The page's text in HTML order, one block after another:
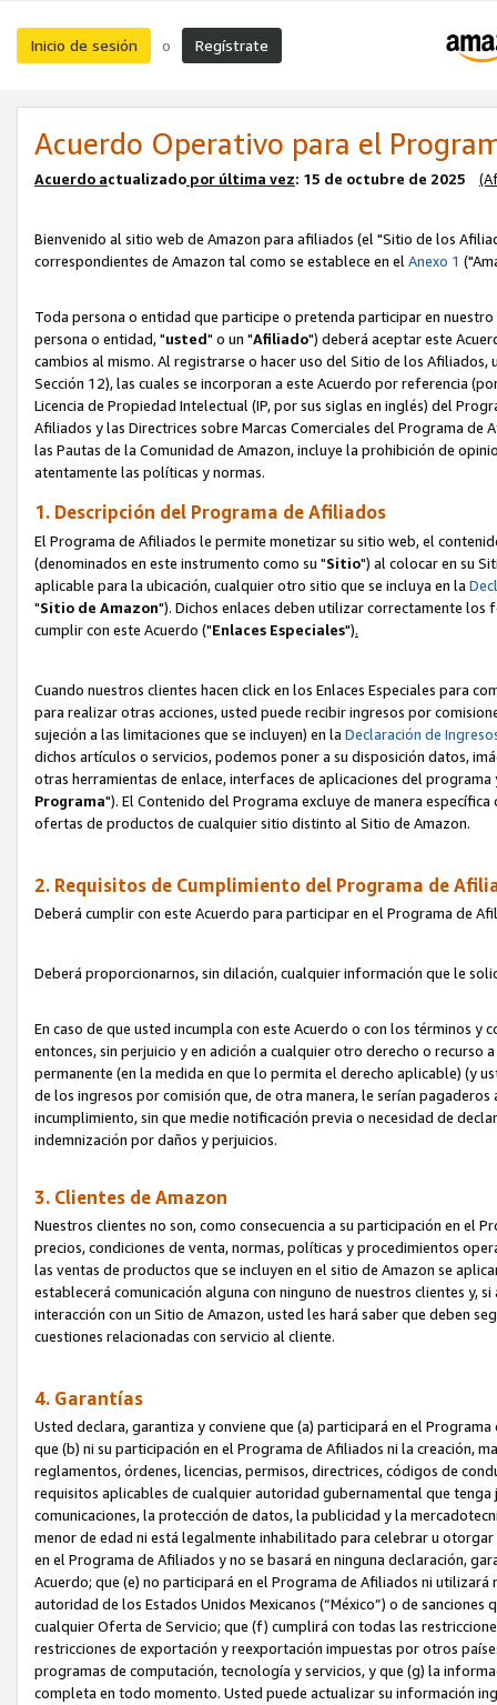
Inicio de sesión o Regístrate
Acuerdo Operativo para el
Acuerdo actualizado por última vez: 15 de octubre de 2025
Bienvenido al sitio web de Amazon para afiliados (el "Sitio de los
correspondientes de Amazon tal como se establece en elAnexo 1
Toda persona o entidad que participe o pretenda participar en
persona o entidad, "usted" o un "Afiliado") deberá aceptar este
cambios al mismo. Al registrarse o hacer uso del Sitio de los
Sección 12), las cuales se incorporan a este Acuerdo por referencia
Licencia de Propiedad Intelectual (IP, por sus siglas en inglés) del
Afiliados y las Directrices sobre Marcas Comerciales del Programa
las Pautas de la Comunidad de Amazon, incluye la prohibición de
atentamente las políticas y normas.
1. Descripción del Programa de Afiliados
El Programa de Afiliados le permite monetizar su sitio web, el
(denominados en este instrumento como su "Sitio") al colocar en su
aplicable para la ubicación, cualquier otro sitio que se incluya en la
"Sitio de Amazon"). Dichos enlaces deben utilizar correctamente los
cumplir con este Acuerdo ("Enlaces Especiales").
Cuando nuestros clientes hacen click en los Enlaces Especiales para
para realizar otras acciones, usted puede recibir ingresos por
sujeción a las limitaciones que se incluyen) en la Declaración de
dichos artículos o servicios, podemos poner a su disposición datos,
otras herramientas de enlace, interfaces de aplicaciones del
Programa"). El Contenido del Programa excluye de manera
ofertas de productos de cualquier sitio distinto al Sitio de Amazon.
2. Requisitos de Cumplimiento del Programa de
Deberá cumplir con este Acuerdo para participar en el Programa de
Deberá proporcionarnos, sin dilación, cualquier información que le
En caso de que usted incumpla con este Acuerdo o con los términos
entonces, sin perjuicio y en adición a cualquier otro derecho o
permanente (en la medida en que lo permita el derecho aplicable) (y
de los ingresos por comisión que, de otra manera, le serían
incumplimiento, sin que medie notificación previa o necesidad de
indemnización por daños y perjuicios.
3. Clientes de Amazon
Nuestros clientes no son, como consecuencia a su participación en el
precios, condiciones de venta, normas, políticas y procedimientos
las ventas de productos que se incluyen en el sitio de Amazon se
establecerá comunicación alguna con ninguno de nuestros clientes y,
interacción con un Sitio de Amazon, usted les hará saber que deben
cuestiones relacionadas con servicio al cliente.
4. Garantías
Usted declara, garantiza y conviene que (a) participará en el
que (b) ni su participación en el Programa de Afiliados ni la creación,
reglamentos, órdenes, licencias, permisos, directrices, códigos de
requisitos aplicables de cualquier autoridad gubernamental que
comunicaciones, la protección de datos, la publicidad y la
menor de edad ni está legalmente inhabilitado para celebrar u
en el Programa de Afiliados y no se basará en ninguna declaración,
Acuerdo; que (e) no participará en el Programa de Afiliados ni
autoridad de los Estados Unidos Mexicanos (“México”) o de
cualquier Oferta de Servicio; que (f) cumplirá con todas las
restricciones de exportación y reexportación impuestas por otros
programas de computación, tecnología y servicios, y que (g) la
completa en todo momento. Usted puede actualizar su información